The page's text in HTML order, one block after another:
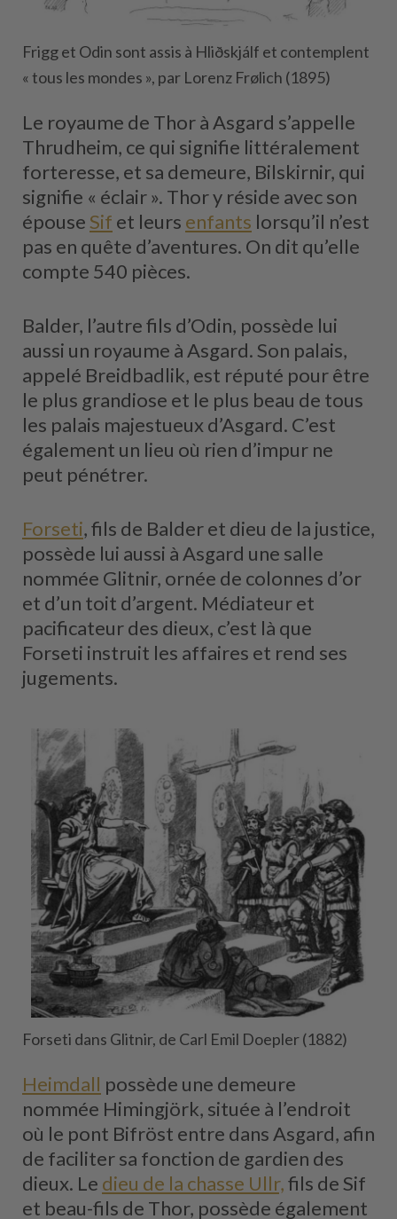
Frigg et Odin sont assis à Hliðskjálf et contemplent
« tous les mondes », par Lorenz Frølich (1895)
Le royaume de Thor à Asgard s’appelle
Thrudheim, ce qui signifie littéralement
forteresse, et sa demeure, Bilskirnir, qui
signifie « éclair ». Thor y réside avec son
épouse Sif et leurs enfants lorsqu’il n’est
pas en quête d’aventures. On dit qu’elle
compte 540 pièces.
Balder, l’autre fils d’Odin, possède lui
aussi un royaume à Asgard. Son palais,
appelé Breidbadlik, est réputé pour être
le plus grandiose et le plus beau de tous
les palais majestueux d’Asgard. C’est
également un lieu où rien d’impur ne
peut pénétrer.
Forseti, fils de Balder et dieu de la justice,
possède lui aussi à Asgard une salle
nommée Glitnir, ornée de colonnes d’or
et d’un toit d’argent. Médiateur et
pacificateur des dieux, c’est là que
Forseti instruit les affaires et rend ses
jugements.
Forseti dans Glitnir, de Carl Emil Doepler (1882)
Heimdall possède une demeure
nommée Himingjörk, située à l’endroit
où le pont Bifröst entre dans Asgard, afin
de faciliter sa fonction de gardien des
dieux. Le dieu de la chasse Ullr,fils de Sif
et beau-fils de Thor, possède également